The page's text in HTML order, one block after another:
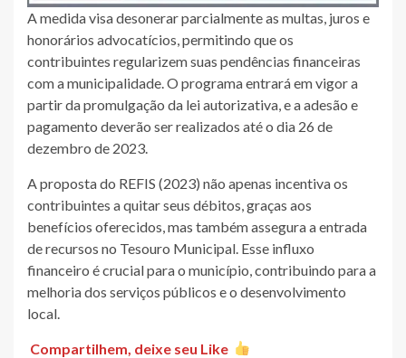
A medida visa desonerar parcialmente as multas, juros e
honorários advocatícios, permitindo que os
contribuintes regularizem suas pendências financeiras
com a municipalidade. O programa entrará em vigor a
partir da promulgação da lei autorizativa, e a adesão e
pagamento deverão ser realizados até o dia 26 de
dezembro de 2023.
A proposta do REFIS (2023) não apenas incentiva os
contribuintes a quitar seus débitos, graças aos
benefícios oferecidos, mas também assegura a entrada
de recursos no Tesouro Municipal. Esse influxo
financeiro é crucial para o município, contribuindo para a
melhoria dos serviços públicos e o desenvolvimento
local.
Compartilhem, deixe seu Like